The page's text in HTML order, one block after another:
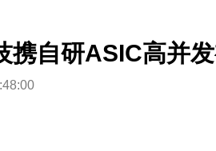
携自研ASIC高并